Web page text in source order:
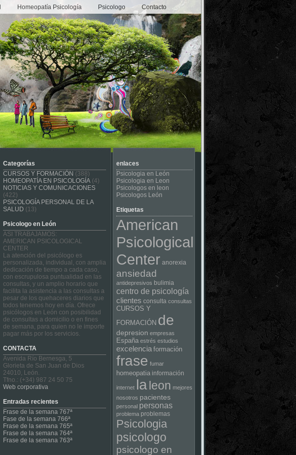
Homeopatía Psicología Psicologo Contacto
Categorías
CURSOS Y FORMACIÓN (388)
HOMEOPATÍA EN PSICOLOGÍA (4)
NOTICIAS Y COMUNICACIONES
(422)
PSICOLOGÍA PERSONAL DE LA
SALUD (13)
Psicologo en León
ASI TRABAJAMOS:
AMERICAN PSICOLOGICAL
CENTER
La atención del psicólogo es
personalizada, individual, con amplia
dedicación de tiempo a cada caso,
con escrupulosa puntualidad en las
consultas, y un amplio horario que
facilita la asistencia a las consultas a
pesar de los quehaceres diarios que
todos tenemos hoy en día. Ofrece
psicólogos en León con posibilidad
de consultas a domicilio o en fines
de semana, para quien no le importe
pagar más por los servicios.
CONTACTA
Avenida Río Bernesga, 5
Glorieta de San Juan de Dios
24010, León.
Tfno.: (+34) 987 24 50 75
Web corporativa
Entradas recientes
Frase de la semana 767ª
Fase de la semana 766ª
Frase de la semana 765ª
Frase de la semana 764ª
Frase de la semana 763ª
enlaces
Psicologia en León
Psicologia en Leon
Psicologos en leon
Psicologos León
Etiquetas
American
Psicological
Center anorexia
ansiedad
antidepresivos bulimia
centro de psicología
clientes consulta consultas
CURSOS Y
FORMACIÓN de
depresion empresas
España estrés estudios
excelencia formación
frase fumar
homeopatia información
internet laleon mejores
nosotros pacientes
personal personas
problema problemas
Psicologia
psicologo
psicologo en